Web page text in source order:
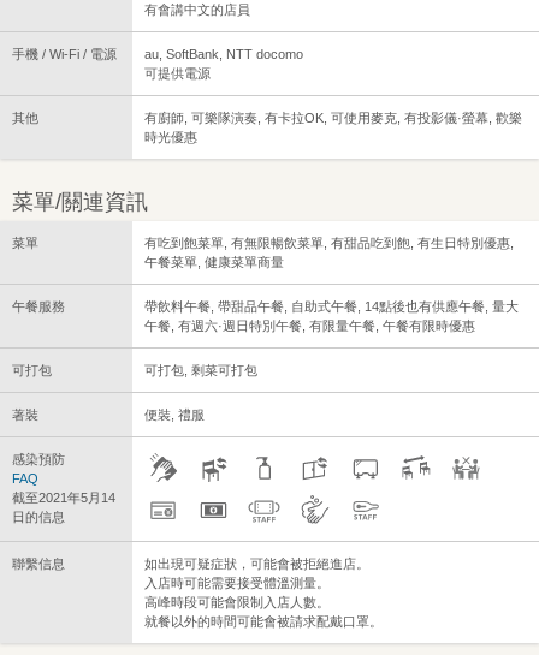
有會講中文的店員
手機 / Wi-Fi / 電源
au, SoftBank, NTT docomo
可提供電源
其他
有廚師, 可樂隊演奏, 有卡拉OK, 可使用麥克, 有投影儀·螢幕, 歡樂
時光優惠
菜單/關連資訊
菜單
有吃到飽菜單, 有無限暢飲菜單, 有甜品吃到飽, 有生日特別優惠,
午餐菜單, 健康菜單商量
午餐服務
帶飲料午餐, 帶甜品午餐, 自助式午餐, 14點後也有供應午餐, 量大
午餐, 有週六·週日特別午餐, 有限量午餐, 午餐有限時優惠
可打包 可打包, 剩菜可打包
著裝 便裝, 禮服
感染預防
FAQ
截至2021年5月14
日的信息
聯繫信息
如出現可疑症狀，可能會被拒絕進店。
入店時可能需要接受體溫測量。
高峰時段可能會限制入店人數。
就餐以外的時間可能會被請求配戴口罩。